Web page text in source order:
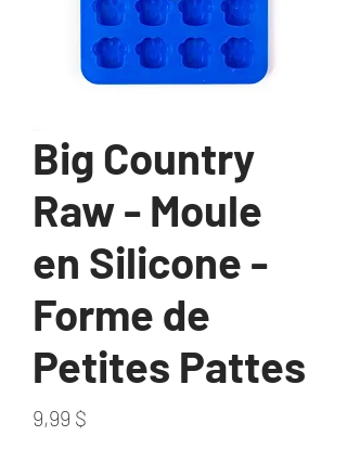
Big Country
Raw - Moule
en Silicone -
Forme de
Petites Pattes
9,99 $